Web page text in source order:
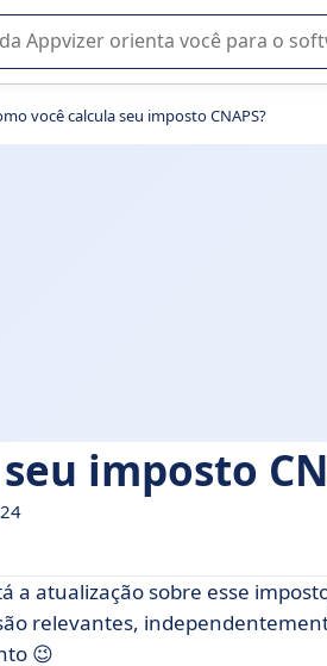
no uso ou na seleção de software
você calcula seu imposto CNAPS?
imposto
a atualização sobre esse
relevantes,
😉